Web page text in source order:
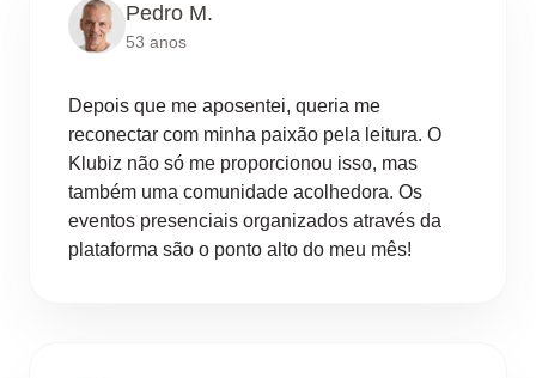
Pedro M.
53 anos
Depois que me aposentei, queria me
reconectar com minha paixão pela leitura. O
Klubiz não só me proporcionou isso, mas
também uma comunidade acolhedora. Os
eventos presenciais organizados através da
plataforma são o ponto alto do meu mês!